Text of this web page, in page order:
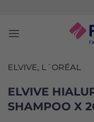
contenido
ELVIVE, L´ORÉAL
ELVIVE
SHAMPOO X